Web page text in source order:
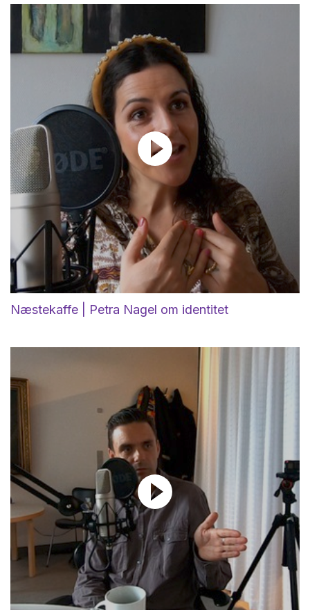
Næstekaffe | Petra Nagel om identitet